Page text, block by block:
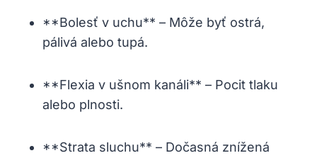
**Bolesť v‍ uchu** – Môže byť ostrá,
pálivá ⁣alebo tupá.
**Flexia v ušnom kanáli** – Pocit tlaku⁢
alebo plnosti.
**Strata sluchu** – ‌Dočasná znížená